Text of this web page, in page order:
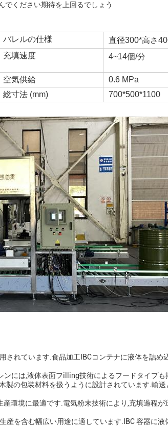
でください期待を上回るでしょう
バレルの仕様
直径300*高さ
充填速度 4~14個/分
空気供給
0.6 MPa
総寸法 (mm) 700*500*1100
されています.食品加工IBCコンテナに液体を詰
には,液体表面フilling技術によるフードタイプ
製の包装材料を扱うように設計されています.輸
産環境に最適です.電気粉末技術により,充填過程
産を含む幅広い用途に適しています.IBC 容器に